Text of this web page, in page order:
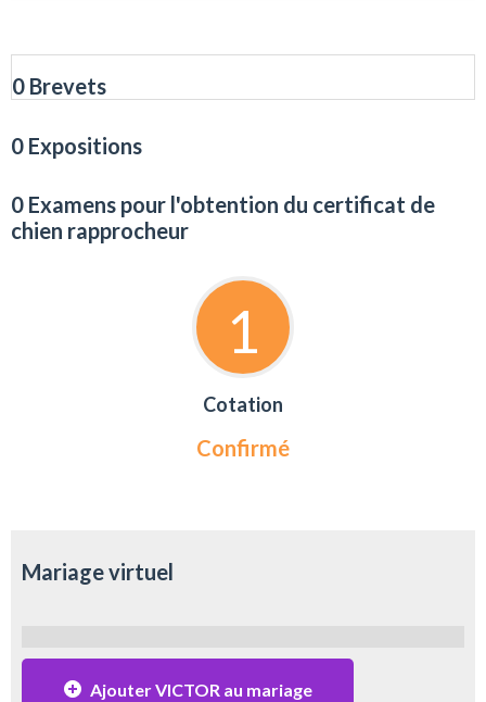
0 Brevets
0 Expositions
0 Examens pour l'obtention du certificat de
chien rapprocheur
1
Cotation
Confirmé
Mariage virtuel
Ajouter VICTOR au mariage